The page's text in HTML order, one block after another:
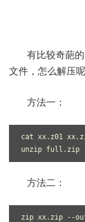
有比较奇葩
文件，怎么解压
方法一：
cat xx.z01
unzip full.zip
方法二：
zip xx.zip --